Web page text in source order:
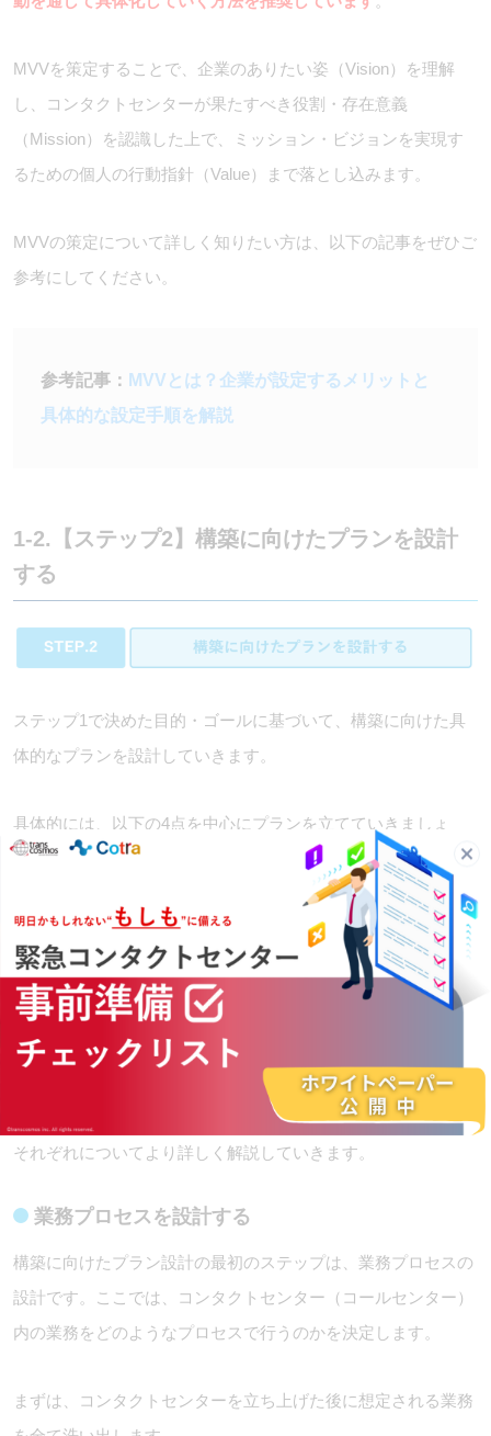
MVVを策定することで、企業のありたい姿（Vision）を理解
し、コンタクトセンターが果たすべき役割・存在意義
（Mission）を認識した上で、ミッション・ビジョンを実現す
るための個人の行動指針（Value）まで落とし込みます。
MVVの策定について詳しく知りたい方は、以下の記事をぜひご
参考にしてください。
参考記事： MVVとは？企業が設定するメリットと
具体的な設定手順を解説
1-2.【ステップ2】構築に向けたプランを設計
する
ステップ1で決めた目的・ゴールに基づいて、構築に向けた具
体的なプランを設計していきます。
具体的には、以下の4点を中心にプランを立てていきましょ
う。
それぞれについてより詳しく解説していきます。
業務プロセスを設計する
構築に向けたプラン設計の最初のステップは、業務プロセスの
設計です。ここでは、コンタクトセンター（コールセンター）
内の業務をどのようなプロセスで行うのかを決定します。
まずは、コンタクトセンターを立ち上げた後に想定される業務